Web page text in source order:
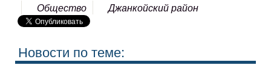
Общество Джанкойский район
Новости по теме: